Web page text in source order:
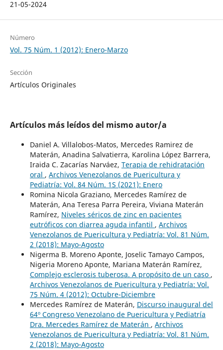
21-05-2024
Número
Vol. 75 Núm. 1 (2012): Enero-Marzo
Sección
Artículos Originales
Artículos más leídos del mismo autor/a
Daniel A. Villalobos-Matos, Mercedes Ramirez de
Materán, Anadina Salvatierra, Karolina López Barrera,
Iraida C. Zacarías Narváez, Terapia de rehidratación
oral , Archivos Venezolanos de Puericultura y
Pediatría: Vol. 84 Núm. 1S (2021): Enero
Romina Nicola Graziano, Mercedes Ramírez de
Materán, Ana Teresa Parra Pereira, Viviana Materán
Ramírez, Niveles séricos de zinc en pacientes
eutróficos con diarrea aguda infantil , Archivos
Venezolanos de Puericultura y Pediatría: Vol. 81 Núm.
2 (2018): Mayo-Agosto
Nigerma B. Moreno Aponte, Joselic Tamayo Campos,
Nigeria Moreno Aponte, Mariana Materán Ramírez,
Complejo esclerosis tuberosa. A propósito de un caso ,
Archivos Venezolanos de Puericultura y Pediatría: Vol.
75 Núm. 4 (2012): Octubre-Diciembre
Mercedes Ramírez de Materán, Discurso inaugural del
64º Congreso Venezolano de Puericultura y Pediatría
Dra. Mercedes Ramírez de Materán , Archivos
Venezolanos de Puericultura y Pediatría: Vol. 81 Núm.
2 (2018): Mayo-Agosto